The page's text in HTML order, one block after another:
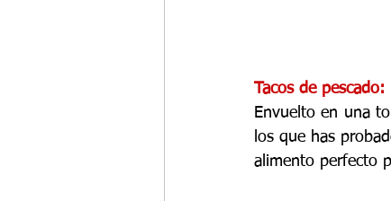
Tacos de pescado:
Envuelto en una
los que has
alimento perfecto